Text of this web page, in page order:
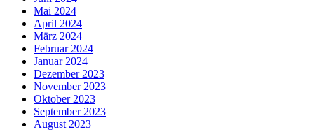
Mai 2024
April 2024
März 2024
Februar 2024
Januar 2024
Dezember 2023
November 2023
Oktober 2023
September 2023
August 2023